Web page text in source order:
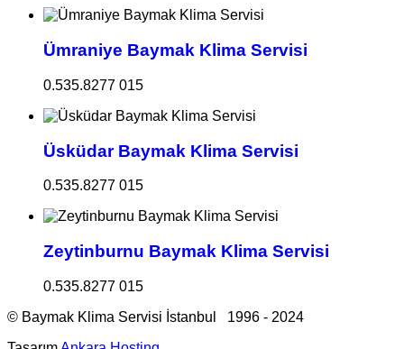
Ümraniye Baymak Klima Servisi
0.535.8277 015
Üsküdar Baymak Klima Servisi
0.535.8277 015
Zeytinburnu Baymak Klima Servisi
0.535.8277 015
© Baymak Klima Servisi İstanbul 1996 - 2024